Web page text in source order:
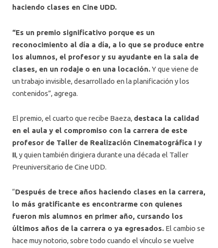
haciendo clases en Cine UDD.
“Es un premio significativo porque es un
reconocimiento al día a día, a lo que se produce entre
los alumnos, el profesor y su ayudante en la sala de
clases, en un rodaje o en una locación.Y que viene de
un trabajo invisible, desarrollado en la planificación y los
contenidos”, agrega.
El premio, el cuarto que recibe Baeza, destaca la calidad
en el aula y el compromiso con la carrera de este
profesor de Taller de Realización Cinematográfica I y
II, y quien también dirigiera durante una década el Taller
Preuniversitario de Cine UDD.
“Después de trece años haciendo clases en la carrera,
lo más gratificante es encontrarme con quienes
fueron mis alumnos en primer año, cursando los
últimos años de la carrera o ya egresados. El cambio se
hace muy notorio, sobre todo cuando el vínculo se vuelve